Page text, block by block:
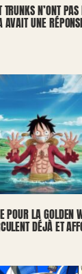
N’ONT
UNE
POUR LA GOLDEN
DÉJÀ ET